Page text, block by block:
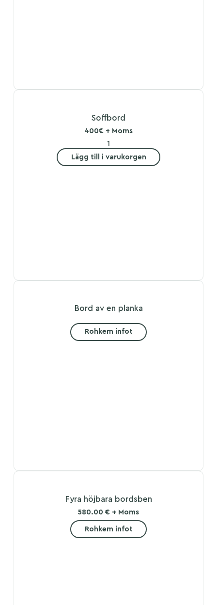
Soffbord
400€ + Moms
Lägg till i varukorgen
Bord av en planka
Rohkem infot
Fyra höjbara bordsben
580.00 € + Moms
Rohkem infot